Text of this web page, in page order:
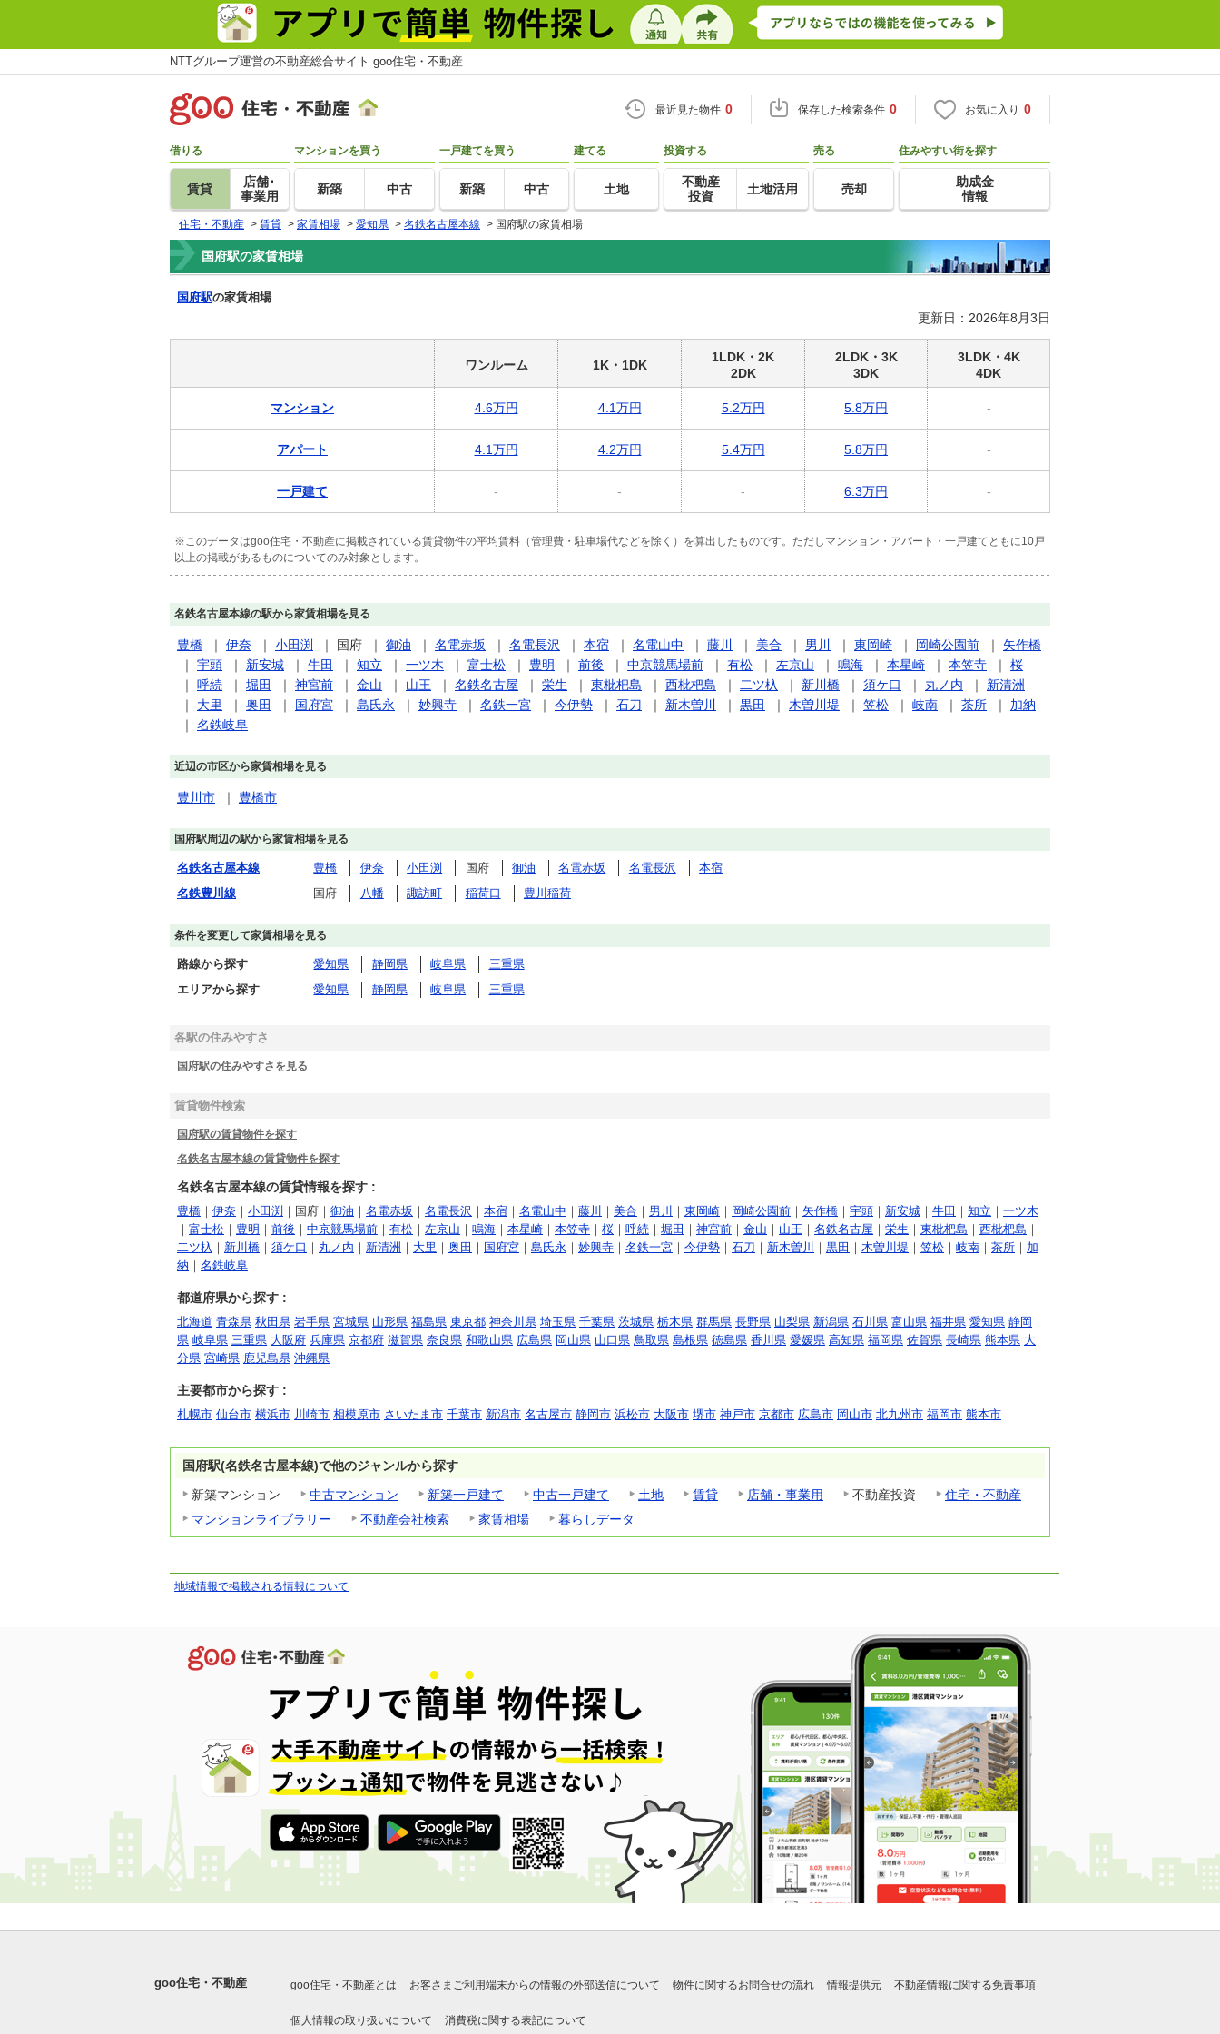
NTTグループ運営の不動産総合サイト goo住宅・不動産
最近見た物件 0 保存した検索条件 0 お気に入り 0
借りる
賃貸
店舗･
事業用
マンションを買う
新築 中古
一戸建てを買う
新築 中古
建てる
土地
投資する
不動産
投資
土地活用
売る
売却
住みやすい街を探す
助成金
情報
住宅・不動産 > 賃貸 > 家賃相場 > 愛知県 > 名鉄名古屋本線 > 国府駅の家賃相場
国府駅の家賃相場
国府駅の家賃相場
更新日：2026年8月3日
ワンルーム 1K・1DK
1LDK・2K
2DK
2LDK・3K
3DK
3LDK・4K
4DK
マンション 4.6万円 4.1万円 5.2万円 5.8万円 -
アパート 4.1万円 4.2万円 5.4万円 5.8万円 -
一戸建て - - - 6.3万円 -
※このデータはgoo住宅・不動産に掲載されている賃貸物件の平均賃料（管理費・駐車場代などを除く）を算出したものです。ただしマンション・アパート・一戸建てともに10戸
以上の掲載があるものについてのみ対象とします。
名鉄名古屋本線の駅から家賃相場を見る
豊橋 ｜ 伊奈 ｜ 小田渕 ｜ 国府 ｜ 御油 ｜ 名電赤坂 ｜ 名電長沢 ｜ 本宿 ｜ 名電山中 ｜ 藤川 ｜ 美合 ｜ 男川 ｜ 東岡崎 ｜ 岡崎公園前 ｜ 矢作橋
｜ 宇頭 ｜ 新安城 ｜ 牛田 ｜ 知立 ｜ 一ツ木 ｜ 富士松 ｜ 豊明 ｜ 前後 ｜ 中京競馬場前 ｜ 有松 ｜ 左京山 ｜ 鳴海 ｜ 本星崎 ｜ 本笠寺 ｜ 桜
｜ 呼続 ｜ 堀田 ｜ 神宮前 ｜ 金山 ｜ 山王 ｜ 名鉄名古屋 ｜ 栄生 ｜ 東枇杷島 ｜ 西枇杷島 ｜ 二ツ杁 ｜ 新川橋 ｜ 須ケ口 ｜ 丸ノ内 ｜ 新清洲
｜ 大里 ｜ 奥田 ｜ 国府宮 ｜ 島氏永 ｜ 妙興寺 ｜ 名鉄一宮 ｜ 今伊勢 ｜ 石刀 ｜ 新木曽川 ｜ 黒田 ｜ 木曽川堤 ｜ 笠松 ｜ 岐南 ｜ 茶所 ｜ 加納
｜ 名鉄岐阜
近辺の市区から家賃相場を見る
豊川市 ｜ 豊橋市
国府駅周辺の駅から家賃相場を見る
名鉄名古屋本線 豊橋 伊奈 小田渕 国府 御油 名電赤坂 名電長沢
本宿
名鉄豊川線
国府 八幡 諏訪町 稲荷口 豊川稲荷
条件を変更して家賃相場を見る
路線から探す 愛知県 静岡県 岐阜県
三重県
エリアから探す
愛知県 静岡県 岐阜県 三重県
各駅の住みやすさ
国府駅の住みやすさを見る
賃貸物件検索
国府駅の賃貸物件を探す
名鉄名古屋本線の賃貸物件を探す
名鉄名古屋本線の賃貸情報を探す :
豊橋 ｜ 伊奈 ｜ 小田渕 ｜国府｜ 御油 ｜ 名電赤坂 ｜ 名電長沢 ｜ 本宿 ｜ 名電山中 ｜ 藤川 ｜ 美合 ｜ 男川 ｜ 東岡崎 ｜ 岡崎公園前 ｜ 矢作橋 ｜ 宇頭 ｜ 新安城 ｜ 牛田 ｜ 知立 ｜ 一ツ木
｜ 富士松 ｜ 豊明 ｜ 前後 ｜ 中京競馬場前 ｜ 有松 ｜ 左京山 ｜ 鳴海 ｜ 本星崎 ｜ 本笠寺 ｜ 桜 ｜ 呼続 ｜ 堀田 ｜ 神宮前 ｜ 金山 ｜ 山王 ｜ 名鉄名古屋 ｜ 栄生 ｜ 東枇杷島 ｜ 西枇杷島 ｜
二ツ杁 ｜ 新川橋 ｜ 須ケ口 ｜ 丸ノ内 ｜ 新清洲 ｜ 大里 ｜ 奥田 ｜ 国府宮 ｜ 島氏永 ｜ 妙興寺 ｜ 名鉄一宮 ｜ 今伊勢 ｜ 石刀 ｜ 新木曽川 ｜ 黒田 ｜ 木曽川堤 ｜ 笠松 ｜ 岐南 ｜ 茶所 ｜ 加
納 ｜ 名鉄岐阜
都道府県から探す :
北海道 青森県 秋田県 岩手県 宮城県 山形県 福島県 東京都 神奈川県 埼玉県 千葉県 茨城県 栃木県 群馬県 長野県 山梨県 新潟県 石川県 富山県 福井県 愛知県 静岡
県 岐阜県 三重県 大阪府 兵庫県 京都府 滋賀県 奈良県 和歌山県 広島県 岡山県 山口県 鳥取県 島根県 徳島県 香川県 愛媛県 高知県 福岡県 佐賀県 長崎県 熊本県 大
分県 宮崎県 鹿児島県 沖縄県
主要都市から探す :
札幌市 仙台市 横浜市 川崎市 相模原市 さいたま市 千葉市 新潟市 名古屋市 静岡市 浜松市 大阪市 堺市 神戸市 京都市 広島市 岡山市 北九州市 福岡市 熊本市
国府駅(名鉄名古屋本線)で他のジャンルから探す
新築マンション
中古マンション 新築一戸建て 中古一戸建て 土地 賃貸 店舗・事業用 不動産投資
住宅・不動産
マンションライブラリー
不動産会社検索 家賃相場 暮らしデータ
地域情報で掲載される情報について
goo住宅・不動産 goo住宅・不動産とは お客さまご利用端末からの情報の外部送信について 物件に関するお問合せの流れ 情報提供元 不動産情報に関する免責事項
個人情報の取り扱いについて 消費税に関する表記について